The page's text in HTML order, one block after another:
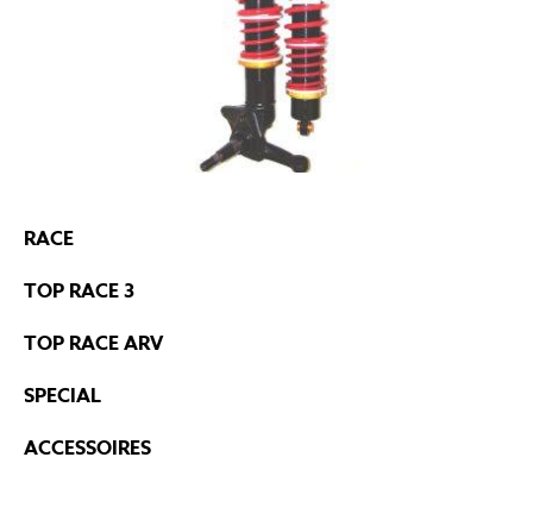
RACE
TOP RACE 3
TOP RACE ARV
SPECIAL
ACCESSOIRES